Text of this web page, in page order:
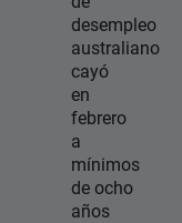
desempleo
australiano
cayó
en
febrero
a
mínimos
de ocho
años